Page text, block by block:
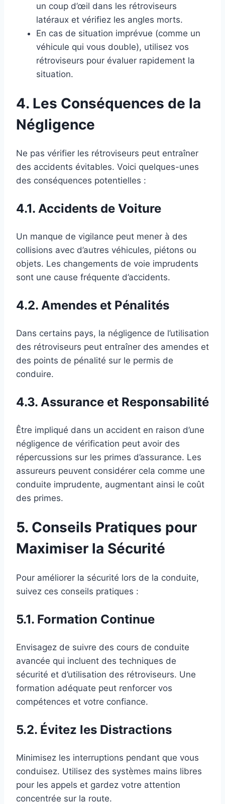
un coup d’œil dans les rétroviseurs
latéraux et vérifiez les angles morts.
En cas de situation imprévue (comme un
véhicule qui vous double), utilisez vos
rétroviseurs pour évaluer rapidement la
situation.
4. Les Conséquences de la
Négligence
Ne pas vérifier les rétroviseurs peut entraîner
des accidents évitables. Voici quelques-unes
des conséquences potentielles :
4.1. Accidents de Voiture
Un manque de vigilance peut mener à des
collisions avec d’autres véhicules, piétons ou
objets. Les changements de voie imprudents
sont une cause fréquente d’accidents.
4.2. Amendes et Pénalités
Dans certains pays, la négligence de l’utilisation
des rétroviseurs peut entraîner des amendes et
des points de pénalité sur le permis de
conduire.
4.3. Assurance et Responsabilité
Être impliqué dans un accident en raison d’une
négligence de vérification peut avoir des
répercussions sur les primes d’assurance. Les
assureurs peuvent considérer cela comme une
conduite imprudente, augmentant ainsi le coût
des primes.
5. Conseils Pratiques pour
Maximiser la Sécurité
Pour améliorer la sécurité lors de la conduite,
suivez ces conseils pratiques :
5.1. Formation Continue
Envisagez de suivre des cours de conduite
avancée qui incluent des techniques de
sécurité et d’utilisation des rétroviseurs. Une
formation adéquate peut renforcer vos
compétences et votre confiance.
5.2. Évitez les Distractions
Minimisez les interruptions pendant que vous
conduisez. Utilisez des systèmes mains libres
pour les appels et gardez votre attention
concentrée sur la route.